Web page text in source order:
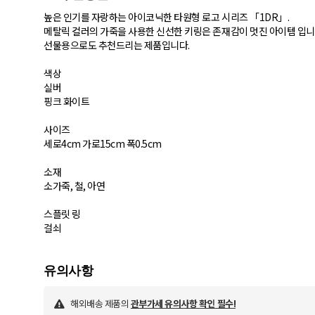
높은 인기를 자랑하는 아이코닉한 타원형 로고 시리즈 「1DR」.
메탈릭 컬러의 가죽을 사용한 신선한 키링은 존재감이 멋진 아이템 입
선물용으로도 추천드리는 제품입니다.
색상
실버
핑크 화이트
사이즈
세로4cm 가로15cm 폭0.5cm
소재
소가죽, 철, 아연
스플릿 링
걸쇠
유의사항
해외배송 제품의 관부가세 유의사항 확인 필수!